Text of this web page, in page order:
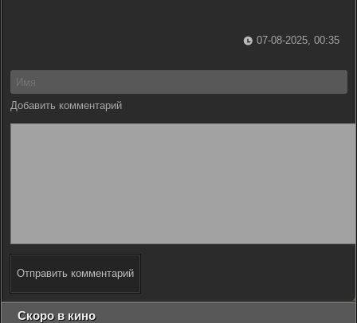
07-08-2025, 00:35
Добавить комментарий
Отправить комментарий
Скоро в кино